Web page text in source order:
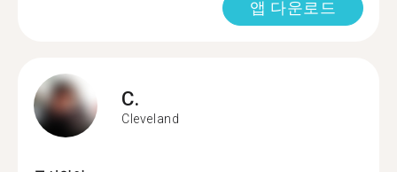
앱 다운로드
C.
Cleveland